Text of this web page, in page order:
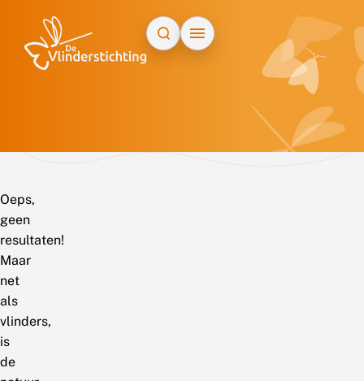
Oeps,
geen
resultaten!
Maar
net
als
vlinders,
is
de